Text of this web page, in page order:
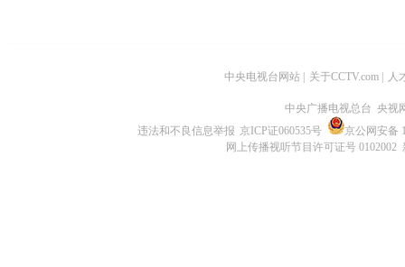
中央电视台网站 关于CCTV.com 人
中央广播电视总台 央视
违法和不良信息举报 京ICP证060535号
京公网安备
网上传播视听节目许可证号 0102002